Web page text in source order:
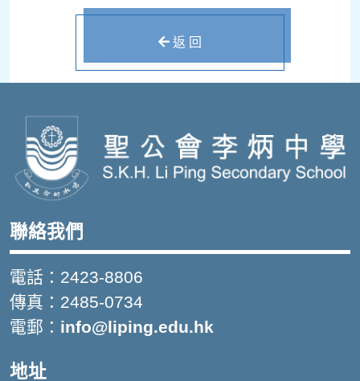
返 回
聯絡我們
電話：2423-8806
傳真：2485-0734
電郵： info@liping.edu.hk
地址